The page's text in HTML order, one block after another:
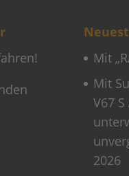
Mit
Mit
V67
2026